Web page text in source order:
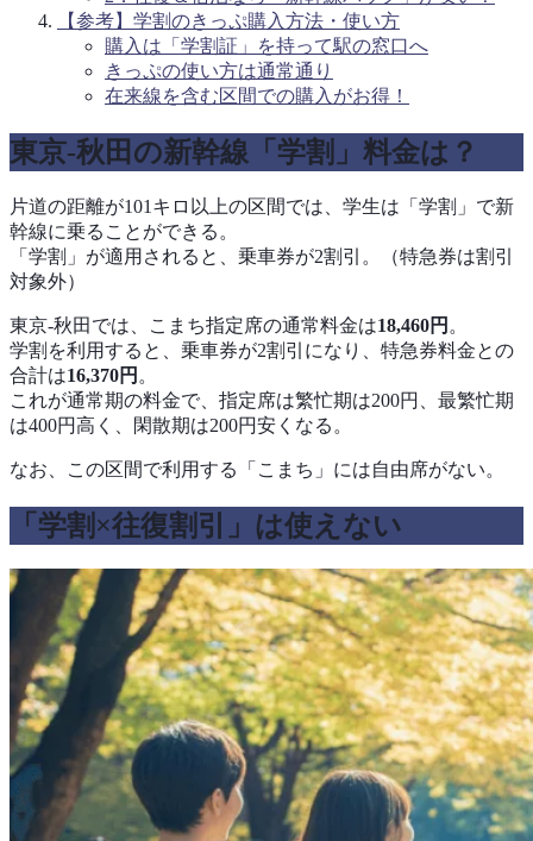
【参考】学割のきっぷ購入方法・使い方
購入は「学割証」を持って駅の窓口へ
きっぷの使い方は通常通り
在来線を含む区間での購入がお得！
東京‐秋田の新幹線「学割」料金は？
片道の距離が101キロ以上の区間では、学生は「学割」で新
幹線に乗ることができる。
「学割」が適用されると、乗車券が2割引。（特急券は割引
対象外）
東京‐秋田では、こまち指定席の通常料金は18,460円 。
学割を利用すると、乗車券が2割引になり、特急券料金との
合計は16,370円 。
これが通常期の料金で、指定席は繁忙期は200円、最繁忙期
は400円高く、閑散期は200円安くなる。
なお、この区間で利用する「こまち」には自由席がない。
「学割×往復割引」は使えない